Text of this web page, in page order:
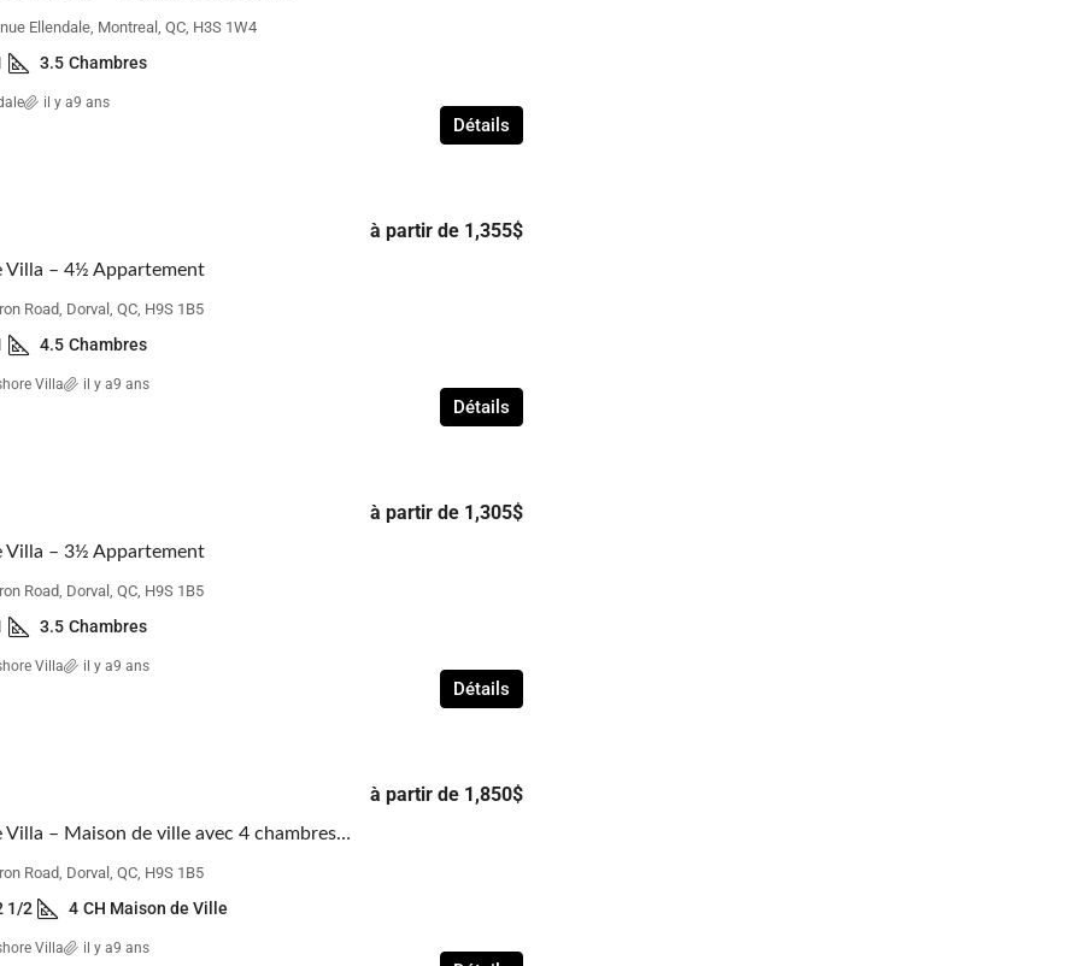
Ellendale, Montreal, QC, H3S 1W4
3.5 Chambres
Détails
il y a9 ans
Villa – 4½ Appartement
à partir de 1,355$
Road, Dorval, QC, H9S 1B5
4.5 Chambres
Détails
Villa il y a9 ans
Villa – 3½ Appartement
à partir de 1,305$
Road, Dorval, QC, H9S 1B5
3.5 Chambres
Détails
Villa il y a9 ans
Lakeshore Villa – Maison de ville avec 4 chambres à coucher
à partir de 1,850$
Road, Dorval, QC, H9S 1B5
1/2 4 CH Maison de Ville
Villa il y a9 ans